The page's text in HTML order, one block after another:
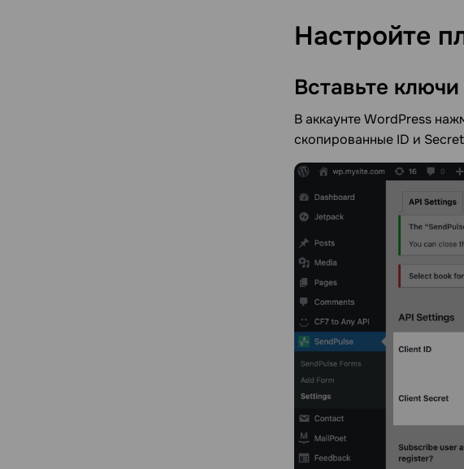
Настройте
Вставьте ключи
В аккаунте WordPress
скопированные ID и